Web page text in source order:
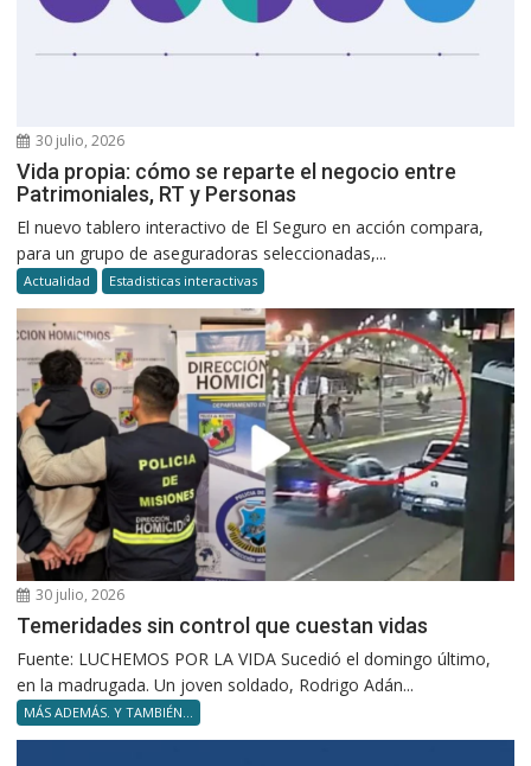
30 julio, 2026
Vida propia: cómo se reparte el negocio entre
Patrimoniales, RT y Personas
El nuevo tablero interactivo de El Seguro en acción compara,
para un grupo de aseguradoras seleccionadas,...
Actualidad Estadisticas interactivas
30 julio, 2026
Temeridades sin control que cuestan vidas
Fuente: LUCHEMOS POR LA VIDA Sucedió el domingo último,
en la madrugada. Un joven soldado, Rodrigo Adán...
MÁS ADEMÁS. Y TAMBIÉN...